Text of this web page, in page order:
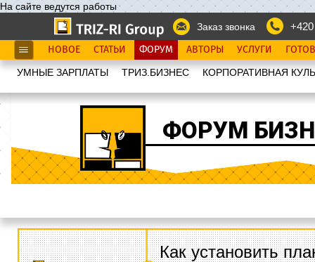
На сайте ведутся работы
Заказ звонка
НОВОЕ СТАТЬИ ФОРУМ АВТОРЫ УСЛУГИ
УМНЫЕ ЗАРПЛАТЫ ТРИЗ.БИЗНЕС КОРПОРАТИВНАЯ
ФОРУМ
Как установить